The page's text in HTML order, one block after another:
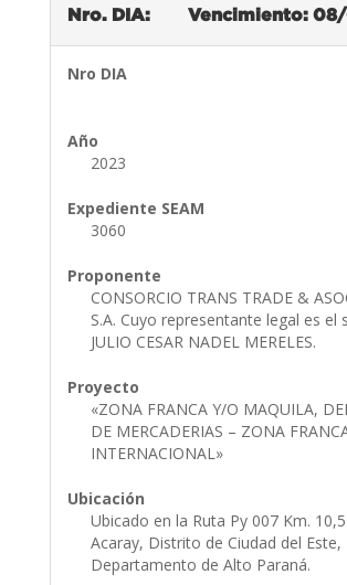
Nro. DIA: Vencimiento:
Nro DIA
Año
2023
Expediente SEAM
3060
Proponente
CONSORCIO TRANS TRADE &
S.A. Cuyo representante legal es el
JULIO CESAR NADEL MERELES.
Proyecto
«ZONA FRANCA Y/O MAQUILA,
DE MERCADERIAS – ZONA
INTERNACIONAL»
Ubicación
Ubicado en la Ruta Py 007 Km.
Acaray, Distrito de Ciudad del Este,
Departamento de Alto Paraná.